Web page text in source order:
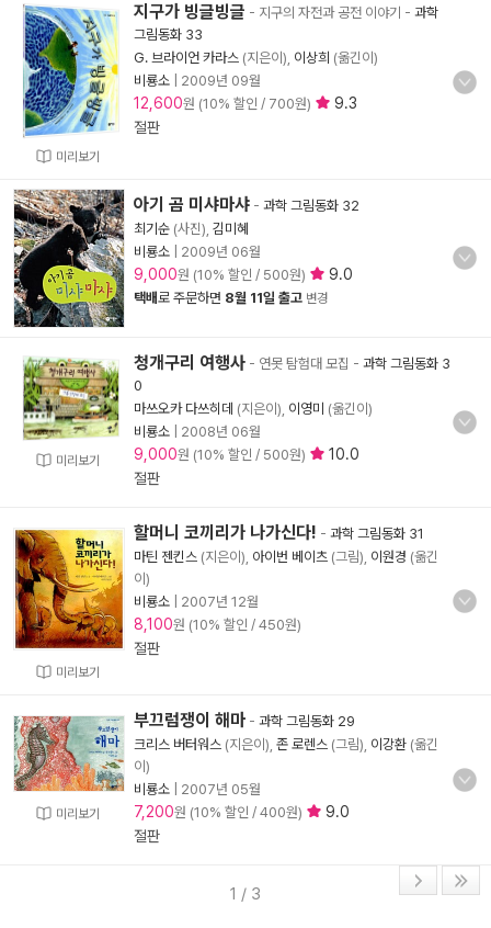
미리보기
지구가 빙글빙글 - 지구의 자전과 공전 이야기 - 과학
그림동화 33
G. 브라이언 카라스 (지은이), 이상희 (옮긴이)
비룡소
2009년 09월
12,600원 (10% 할인 / 700원)
9.3
절판
아기 곰 미샤마샤 - 과학 그림동화 32
최기순 (사진), 김미혜
비룡소
2009년 06월
9,000원 (10% 할인 / 500원) 9.0
택배로 주문하면 8월 11일 출고 변경
미리보기
청개구리 여행사 - 연못 탐험대 모집 - 과학 그림동화 3
0
마쓰오카 다쓰히데 (지은이), 이영미 (옮긴이)
비룡소
2008년 06월
9,000원 (10% 할인 / 500원)
10.0
절판
미리보기
할머니 코끼리가 나가신다! - 과학 그림동화 31
마틴 젠킨스 (지은이), 아이번 베이츠 (그림), 이원경 (옮긴
이)
비룡소
2007년 12월
8,100원 (10% 할인 / 450원)
절판
미리보기
부끄럼쟁이 해마 - 과학 그림동화 29
크리스 버터워스 (지은이), 존 로렌스 (그림), 이강환 (옮긴
이)
비룡소
2007년 05월
7,200원 (10% 할인 / 400원)
9.0
절판
1 / 3